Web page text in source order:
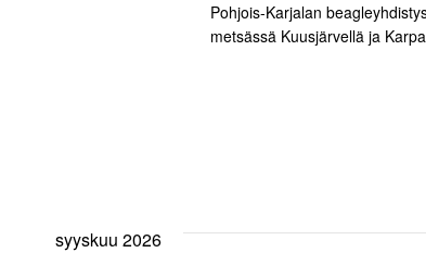
Pohjois-Karjalan
metsässä Kuusjärvellä ja
syyskuu 2026